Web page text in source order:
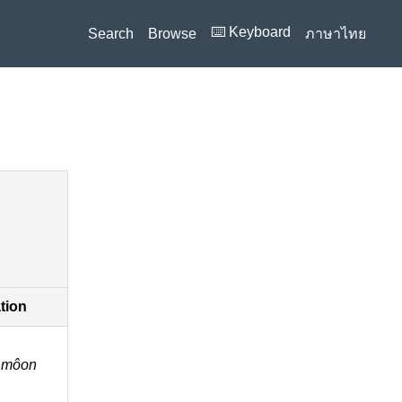
Search Browse ⌨️ Keyboard ภาษาไทย